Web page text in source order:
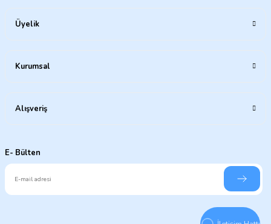
Üyelik
Kurumsal
Alışveriş
E- Bülten